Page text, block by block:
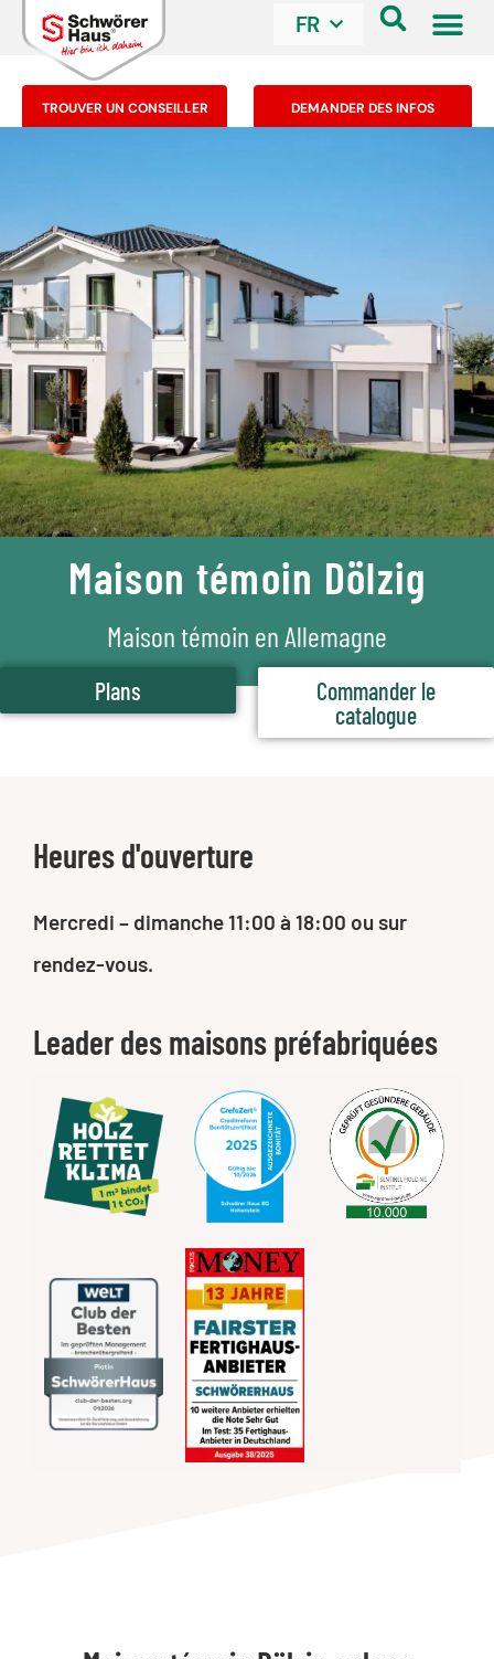
FR
TROUVER UN CONSEILLER DEMANDER DES INFOS
Maison témoin Dölzig
Maison témoin en Allemagne
Plans
Commander le
catalogue
Heures d'ouverture
Mercredi – dimanche 11:00 à 18:00 ou sur
rendez-vous.
Leader des maisons préfabriquées